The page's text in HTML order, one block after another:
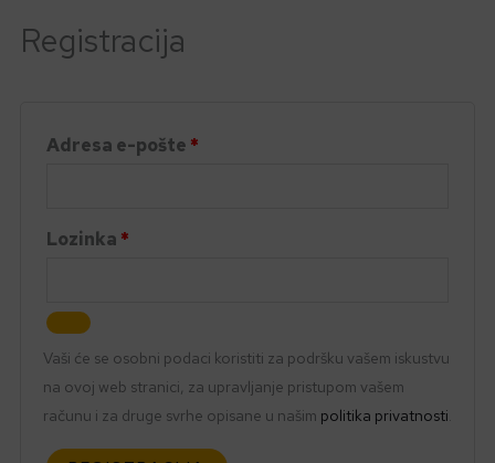
Registracija
Adresa e-pošte *
Lozinka *
Vaši će se osobni podaci koristiti za podršku vašem iskustvu
na ovoj web stranici, za upravljanje pristupom vašem
računu i za druge svrhe opisane u našim politika privatnosti